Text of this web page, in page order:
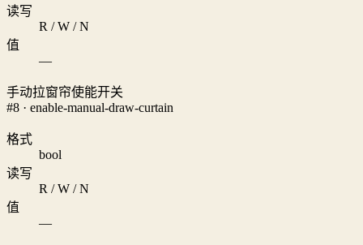
读写
R / W / N
值
—
手动拉窗帘使能开关
#8 · enable-manual-draw-curtain
格式
bool
读写
R / W / N
值
—